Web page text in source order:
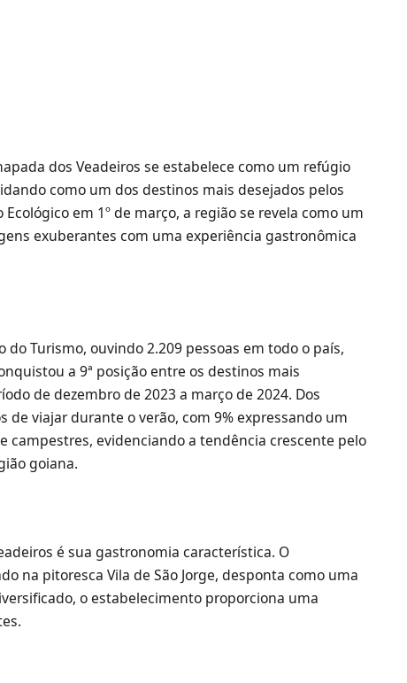
dos Veadeiros se estabelece como um refúgio
como um dos destinos mais desejados pelos
em 1º de março, a região se revela como um
exuberantes com uma experiência gastronômica
Turismo, ouvindo 2.209 pessoas em todo o país,
a 9ª posição entre os destinos mais
de dezembro de 2023 a março de 2024. Dos
viajar durante o verão, com 9% expressando um
campestres, evidenciando a tendência crescente pelo
goiana.
é sua gastronomia característica. O
na pitoresca Vila de São Jorge, desponta como uma
o estabelecimento proporciona uma